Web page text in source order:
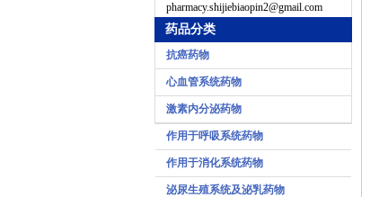
pharmacy.shijiebiaopin2@gmail.com
药品分类
抗癌药物
心血管系统药物
激素内分泌药物
作用于呼吸系统药物
作用于消化系统药物
泌尿生殖系统及泌乳药物